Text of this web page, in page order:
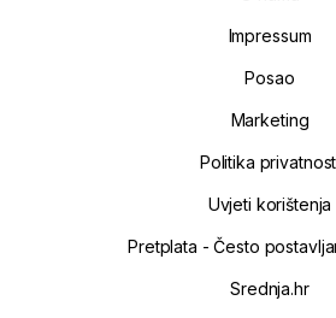
Impressum
Posao
Marketing
Politika
Uvjeti korištenja
Pretplata - Često
Srednja.hr